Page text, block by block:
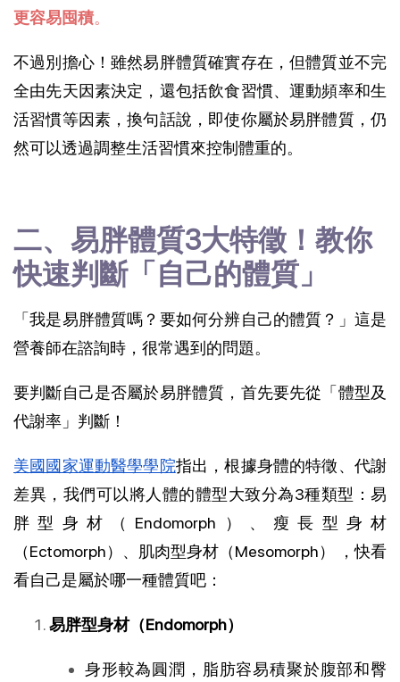
更容易囤積。
不過別擔心！雖然易胖體質確實存在，但體質並不完
全由先天因素決定，還包括飲食習慣、運動頻率和生
活習慣等因素，換句話說，即使你屬於易胖體質，仍
然可以透過調整生活習慣來控制體重的。
二、易胖體質3大特徵！教你
快速判斷「自己的體質」
「我是易胖體質嗎？要如何分辨自己的體質？」這是
營養師在諮詢時，很常遇到的問題。
要判斷自己是否屬於易胖體質，首先要先從「體型及
代謝率」判斷！
美國國家運動醫學學院指出，根據身體的特徵、代謝
差異，我們可以將人體的體型大致分為3種類型：易
胖型身材（Endomorph）、瘦長型身材
（Ectomorph）、肌肉型身材（Mesomorph） ，快看
看自己是屬於哪一種體質吧：
易胖型身材（Endomorph）
身形較為圓潤，脂肪容易積聚於腹部和臀